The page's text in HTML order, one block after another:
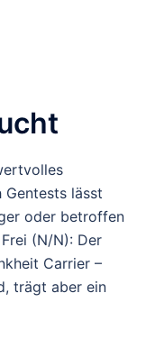
Gentests lässt
oder betroffen
(N/N): Der
Carrier –
trägt aber ein